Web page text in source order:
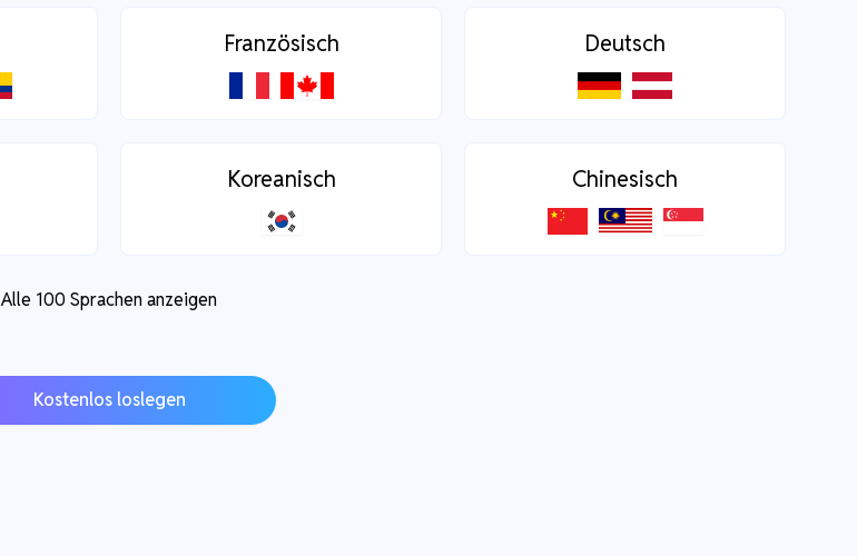
Französisch Deutsch
Koreanisch Chinesisch
Alle 100 Sprachen anzeigen
Kostenlos loslegen